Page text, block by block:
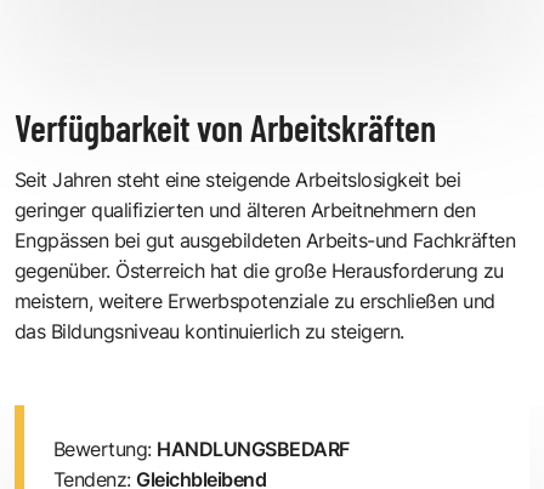
Verfügbarkeit von Arbeitskräften
Seit Jahren steht eine steigende Arbeitslosigkeit bei
geringer qualifizierten und älteren Arbeitnehmern den
Engpässen bei gut ausgebildeten Arbeits-und Fachkräften
gegenüber. Österreich hat die große Herausforderung zu
meistern, weitere Erwerbspotenziale zu erschließen und
das Bildungsniveau kontinuierlich zu steigern.
Bewertung: HANDLUNGSBEDARF
Tendenz:Gleichbleibend